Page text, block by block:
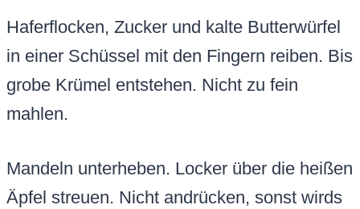
Haferflocken, Zucker und kalte Butterwürfel
in einer Schüssel mit den Fingern reiben. Bis
grobe Krümel entstehen. Nicht zu fein
mahlen.
Mandeln unterheben. Locker über die heißen
Äpfel streuen. Nicht andrücken, sonst wirds